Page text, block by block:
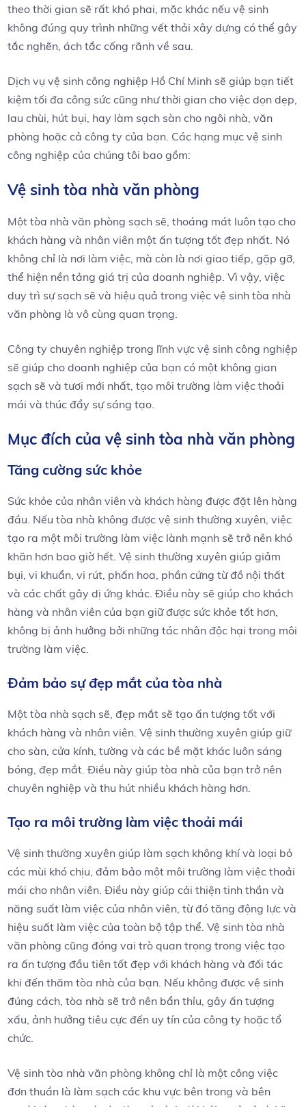
theo thời gian sẽ rất khó phai, mặc khác nếu vệ sinh
không đúng quy trình những vết thải xây dựng có thể gây
tắc nghẽn, ách tắc cống rãnh về sau.
Dịch vụ vệ sinh công nghiệp Hồ Chí Minh sẽ giúp bạn tiết
kiệm tối đa công sức cũng như thời gian cho việc dọn dẹp,
lau chùi, hút bụi, hay làm sạch sàn cho ngôi nhà, văn
phòng hoặc cả công ty của bạn. Các hạng mục vệ sinh
công nghiệp của chúng tôi bao gồm:
Vệ sinh tòa nhà văn phòng
Một tòa nhà văn phòng sạch sẽ, thoáng mát luôn tạo cho
khách hàng và nhân viên một ấn tượng tốt đẹp nhất. Nó
không chỉ là nơi làm việc, mà còn là nơi giao tiếp, gặp gỡ,
thể hiện nền tảng giá trị của doanh nghiệp. Vì vậy, việc
duy trì sự sạch sẽ và hiệu quả trong việc vệ sinh tòa nhà
văn phòng là vô cùng quan trọng.
Công ty chuyên nghiệp trong lĩnh vực vệ sinh công nghiệp
sẽ giúp cho doanh nghiệp của bạn có một không gian
sạch sẽ và tươi mới nhất, tạo môi trường làm việc thoải
mái và thúc đẩy sự sáng tạo.
Mục đích của vệ sinh tòa nhà văn phòng
Tăng cường sức khỏe
Sức khỏe của nhân viên và khách hàng được đặt lên hàng
đầu. Nếu tòa nhà không được vệ sinh thường xuyên, việc
tạo ra một môi trường làm việc lành mạnh sẽ trở nên khó
khăn hơn bao giờ hết. Vệ sinh thường xuyên giúp giảm
bụi, vi khuẩn, vi rút, phấn hoa, phần cứng từ đồ nội thất
và các chất gây dị ứng khác. Điều này sẽ giúp cho khách
hàng và nhân viên của bạn giữ được sức khỏe tốt hơn,
không bị ảnh hưởng bởi những tác nhân độc hại trong môi
trường làm việc.
Đảm bảo sự đẹp mắt của tòa nhà
Một tòa nhà sạch sẽ, đẹp mắt sẽ tạo ấn tượng tốt với
khách hàng và nhân viên. Vệ sinh thường xuyên giúp giữ
cho sàn, cửa kính, tường và các bề mặt khác luôn sáng
bóng, đẹp mắt. Điều này giúp tòa nhà của bạn trở nên
chuyên nghiệp và thu hút nhiều khách hàng hơn.
Tạo ra môi trường làm việc thoải mái
Vệ sinh thường xuyên giúp làm sạch không khí và loại bỏ
các mùi khó chịu, đảm bảo một môi trường làm việc thoải
mái cho nhân viên. Điều này giúp cải thiện tinh thần và
năng suất làm việc của nhân viên, từ đó tăng động lực và
hiệu suất làm việc của toàn bộ tập thể. Vệ sinh tòa nhà
văn phòng cũng đóng vai trò quan trọng trong việc tạo
ra ấn tượng đầu tiên tốt đẹp với khách hàng và đối tác
khi đến thăm tòa nhà của bạn. Nếu không được vệ sinh
đúng cách, tòa nhà sẽ trở nên bẩn thỉu, gây ấn tượng
xấu, ảnh hưởng tiêu cực đến uy tín của công ty hoặc tổ
chức.
Vệ sinh tòa nhà văn phòng không chỉ là một công việc
đơn thuần là làm sạch các khu vực bên trong và bên